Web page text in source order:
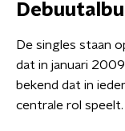
De singles staan
dat in januari
bekend dat in
centrale rol speelt.